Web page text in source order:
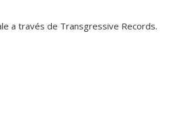
a través de Transgressive Records.